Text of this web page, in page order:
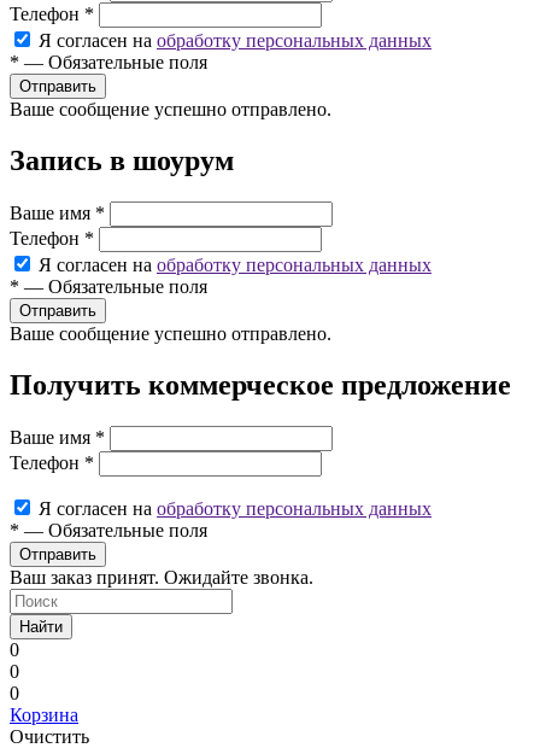
Телефон *
Я согласен на обработку персональных данных
* — Обязательные поля
Ваше сообщение успешно отправлено.
Запись в шоурум
Ваше имя *
Телефон *
Я согласен на обработку персональных данных
* — Обязательные поля
Ваше сообщение успешно отправлено.
Получить коммерческое предложение
Ваше имя *
Телефон *
Я согласен на обработку персональных данных
* — Обязательные поля
Ваш заказ принят. Ожидайте звонка.
Найти
0
0
0
Корзина
Очистить